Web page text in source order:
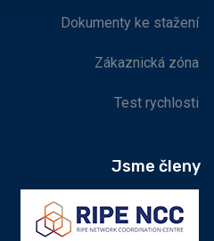
Dokumenty ke stažení
Zákaznická zóna
Test rychlosti
Jsme členy